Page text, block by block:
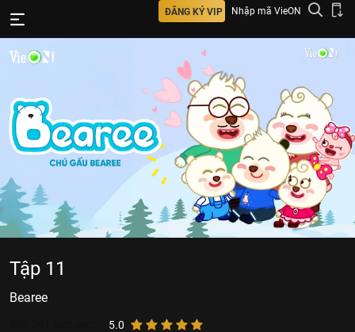
ĐĂNG KÝ VIP Nhập mã VieON
Tập 11
Bearee
5.0